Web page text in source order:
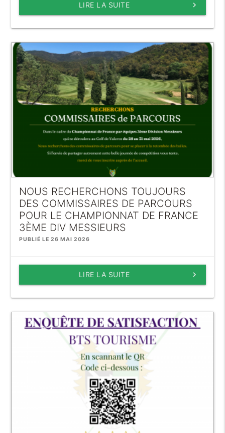
keyboard_arrow_right
LIRE LA SUITE
NOUS RECHERCHONS TOUJOURS
DES COMMISSAIRES DE PARCOURS
POUR LE CHAMPIONNAT DE FRANCE
3ÈME DIV MESSIEURS
PUBLIÉ LE 26 MAI 2026
keyboard_arrow_right
LIRE LA SUITE